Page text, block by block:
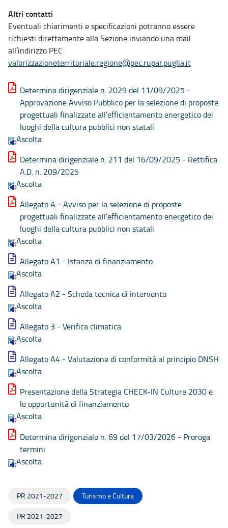
Altri contatti
Eventuali chiarimenti e specificazioni potranno essere
richiesti direttamente alla Sezione inviando una mail
all’indirizzo PEC
valorizzazioneterritoriale.regione@pec.rupar.puglia.it
Determina dirigenziale n. 2029 del 11/09/2025 -
Approvazione Avviso Pubblico per la selezione di proposte
progettuali finalizzate all’efficientamento energetico dei
luoghi della cultura pubblici non statali
Ascolta
Determina dirigenziale n. 211 del 16/09/2025 - Rettifica
A.D. n. 209/2025
Ascolta
Allegato A - Avviso per la selezione di proposte
progettuali finalizzate all’efficientamento energetico dei
luoghi della cultura pubblici non statali
Ascolta
Allegato A1 - Istanza di finanziamento
Ascolta
Allegato A2 - Scheda tecnica di intervento
Ascolta
Allegato 3 - Verifica climatica
Ascolta
Allegato A4 - Valutazione di conformità al principio DNSH
Ascolta
Presentazione della Strategia CHECK-IN Culture 2030 e
le opportunità di finanziamento
Ascolta
Determina dirigenziale n. 69 del 17/03/2026 - Proroga
termini
Ascolta
PR 2021-2027 Turismo e Cultura
PR 2021-2027